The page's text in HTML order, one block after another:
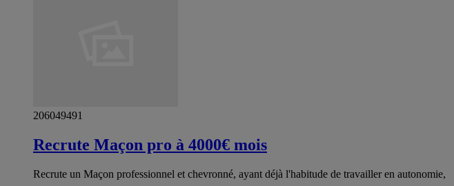
206049491
Recrute Maçon pro à 4000€ mois
Recrute un Maçon professionnel et chevronné, ayant déjà l'habitude de travailler en autonomie,